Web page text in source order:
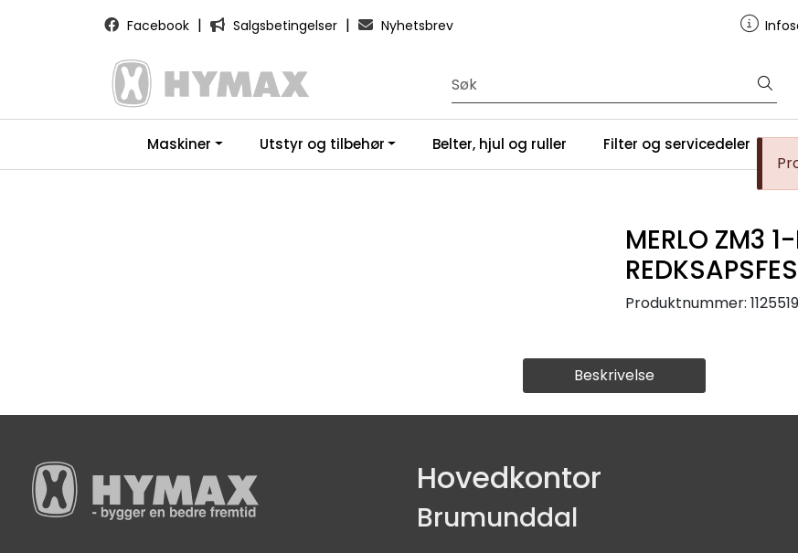
Facebook | Salgsbetingelser | Nyhetsbrev
Maskiner Utstyr og tilbehør Belter, hjul og ruller Filter og servicedeler
MERLO ZM3
Produktnummer:
Beskrivelse
Hovedkontor
Brumunddal